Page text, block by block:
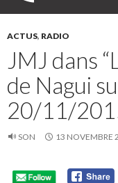
ACTUS, RADIO
JMJ dans
de Nagui
20/11/
SON 13 NOVEMBRE